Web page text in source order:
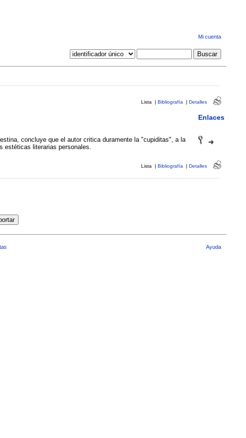
Mi cuenta
Lista | Bibliografía | Detalles
Enlaces
concluye que el autor critica duramente la "cupiditas", a la
estéticas literarias personales.
Lista | Bibliografía | Detalles
Ayuda